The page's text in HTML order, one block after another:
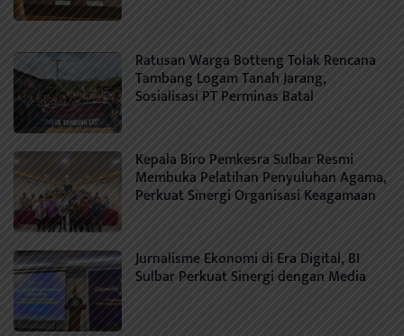
Ratusan Warga Botteng Tolak Rencana
Tambang Logam Tanah Jarang,
Sosialisasi PT Perminas Batal
Kepala Biro Pemkesra Sulbar Resmi
Membuka Pelatihan Penyuluhan Agama,
Perkuat Sinergi Organisasi Keagamaan
Jurnalisme Ekonomi di Era Digital, BI
Sulbar Perkuat Sinergi dengan Media